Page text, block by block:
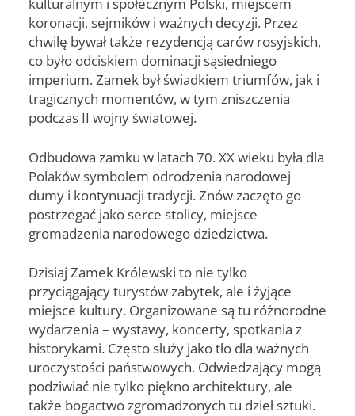
kulturalnym i społecznym Polski, miejscem
koronacji, sejmików i ważnych decyzji. Przez
chwilę bywał także rezydencją carów rosyjskich,
co było odciskiem dominacji sąsiedniego
imperium. Zamek był świadkiem triumfów, jak i
tragicznych momentów, w tym zniszczenia
podczas II wojny światowej.
Odbudowa zamku w latach 70. XX wieku była dla
Polaków symbolem odrodzenia narodowej
dumy i kontynuacji tradycji. Znów zaczęto go
postrzegać jako serce stolicy, miejsce
gromadzenia narodowego dziedzictwa.
Dzisiaj Zamek Królewski to nie tylko
przyciągający turystów zabytek, ale i żyjące
miejsce kultury. Organizowane są tu różnorodne
wydarzenia – wystawy, koncerty, spotkania z
historykami. Często służy jako tło dla ważnych
uroczystości państwowych. Odwiedzający mogą
podziwiać nie tylko piękno architektury, ale
także bogactwo zgromadzonych tu dzieł sztuki.